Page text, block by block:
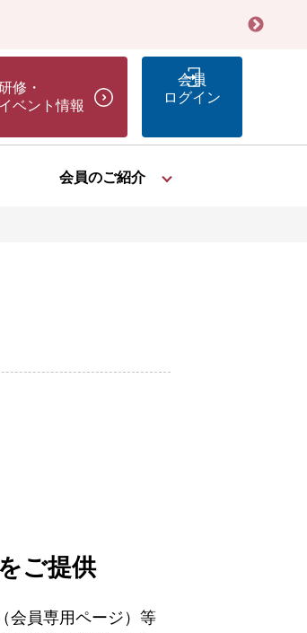
修・
イベント情報
会員
ログイン
会員のご紹介
ご提供
会員専用ページ）等